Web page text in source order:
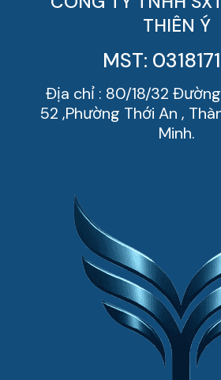
THIÊN Ý
MST:
Địa chỉ : 80/18/32
52 ,Phường Thới An ,
Minh.